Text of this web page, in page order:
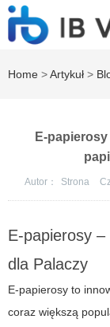
Home >Artykuł >
E-
Autor： Strona
E-papierosy –
dla Palaczy
E-papierosy to
coraz większą